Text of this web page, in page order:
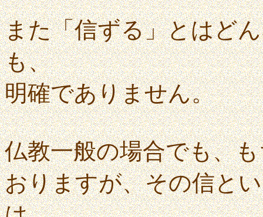
また「信ずる」とはど
も、
明確でありません。
仏教一般の場合でも、
おりますが、その信と